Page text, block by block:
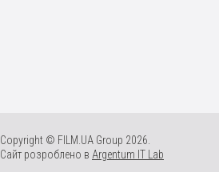
Copyright © FILM.UA Group 2026.
Сайт розроблено в Argentum IT Lab